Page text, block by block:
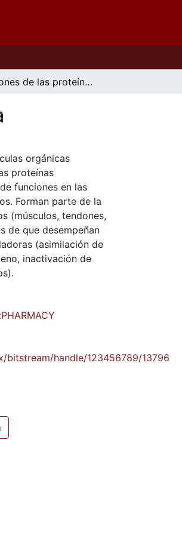
Funciones de las proteínas Bioquímica
orgánicas
proteínas
funciones en las
Forman parte de la
(músculos, tendones,
de que desempeñan
(asimilación de
inactivación de
bitstream/handle/123456789/13796